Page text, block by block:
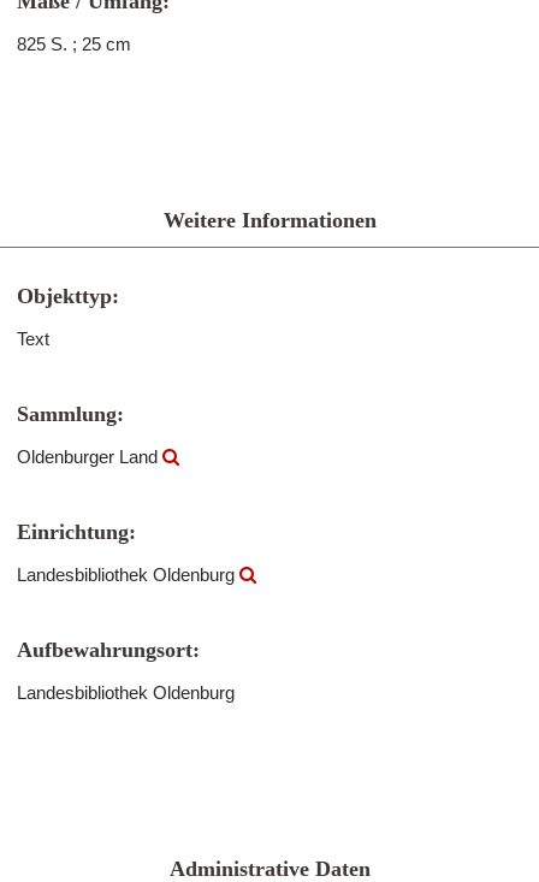
825 S. ; 25 cm
Weitere Informationen
Objekttyp:
Text
Sammlung:
Oldenburger Land
Einrichtung:
Landesbibliothek Oldenburg
Aufbewahrungsort:
Landesbibliothek Oldenburg
Administrative Daten